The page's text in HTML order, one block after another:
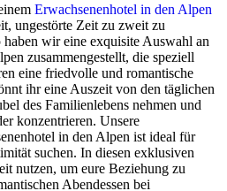
Erwachsenenhotel in den Alpen
ungestörte Zeit zu zweit zu
wir eine exquisite Auswahl an
zusammengestellt, die speziell
eine friedvolle und romantische
ihr eine Auszeit von den täglichen
des Familienlebens nehmen und
konzentrieren. Unsere
in den Alpen ist ideal für
suchen. In diesen exklusiven
nutzen, um eure Beziehung zu
Abendessen bei